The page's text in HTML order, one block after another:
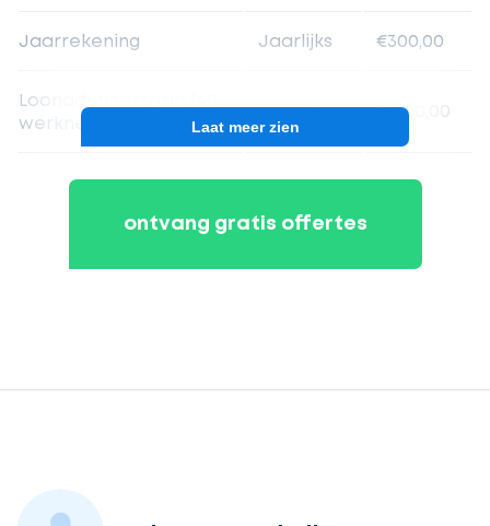
Jaarrekening Jaarlijks €300,00
Loonadministratie (40
werknemers)
Jaarlijks €3.600,00
Laat meer zien
ontvang gratis offertes